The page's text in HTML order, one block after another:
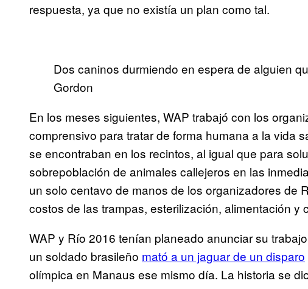
respuesta, ya que no existía un plan como tal.
Dos caninos durmiendo en espera de alguien
Gordon
En los meses siguientes, WAP trabajó con los
comprensivo para tratar de forma humana a la vida
se encontraban en los recintos, al igual que para
sobrepoblación de animales callejeros en las
un solo centavo de manos de los organizadores de
costos de las trampas, esterilización, alimentación y
WAP y Río 2016 tenían planeado anunciar su
un soldado brasileño mató a un jaguar de un disparo
olímpica en Manaus ese mismo día. La historia se